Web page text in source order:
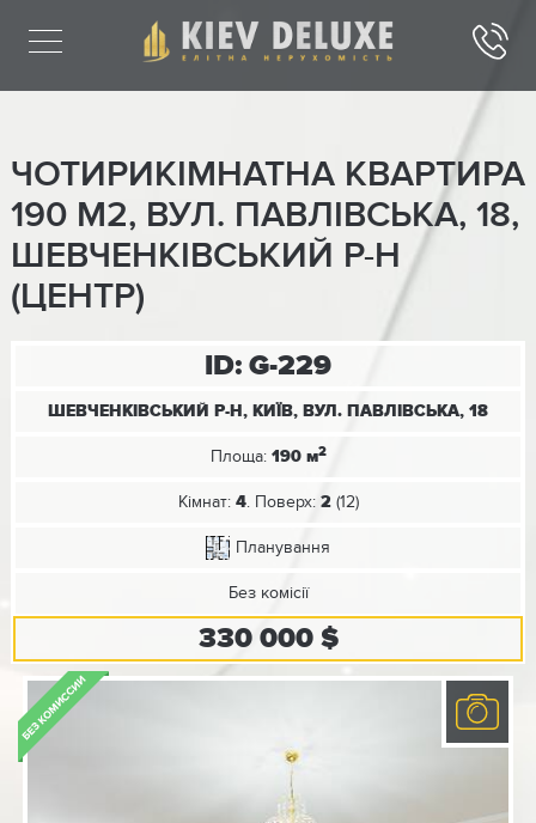
ЧОТИРИКІМНАТНА КВАРТИРА
190 М2, ВУЛ. ПАВЛІВСЬКА, 18,
ШЕВЧЕНКІВСЬКИЙ Р-Н
(ЦЕНТР)
ID: G-229
ШЕВЧЕНКІВСЬКИЙ Р-Н, КИЇВ, ВУЛ. ПАВЛІВСЬКА, 18
Площа: 190 м2
Кімнат: 4. Поверх: 2 (12)
Планування
Без комісії
330 000 $